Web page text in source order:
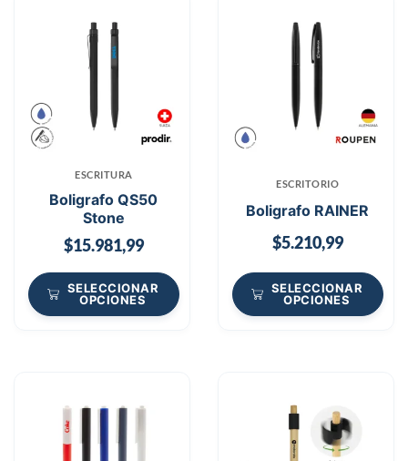
ESCRITURA
Boligrafo QS50
Stone
$15.981,99
SELECCIONAR
OPCIONES
ESCRITORIO
Boligrafo RAINER
$5.210,99
SELECCIONAR
OPCIONES